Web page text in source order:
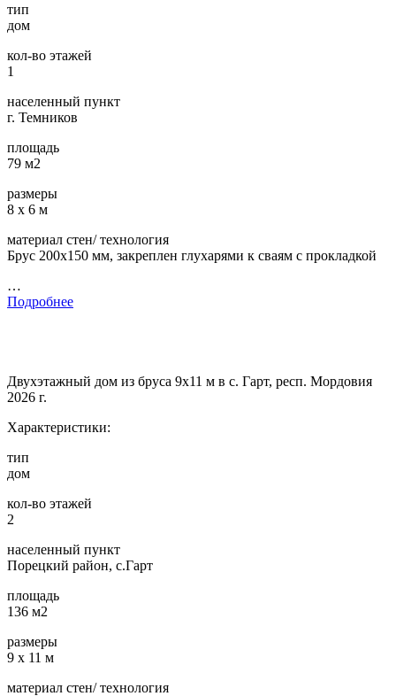
тип
дом
кол-во этажей
1
населенный пункт
г. Темников
площадь
79 м2
размеры
8 х 6 м
материал стен/ технология
Брус 200х150 мм, закреплен глухарями к сваям с прокладкой
…
Подробнее
Двухэтажный дом из бруса 9х11 м в с. Гарт, респ. Мордовия
2026 г.
Характеристики:
тип
дом
кол-во этажей
2
населенный пункт
Порецкий район, с.Гарт
площадь
136 м2
размеры
9 х 11 м
материал стен/ технология